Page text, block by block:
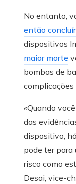
No entanto,
então
dispositivos
maior morte
bombas de
complicações
«Quando
das
dispositivo,
pode ter
risco como
Desai, vice-